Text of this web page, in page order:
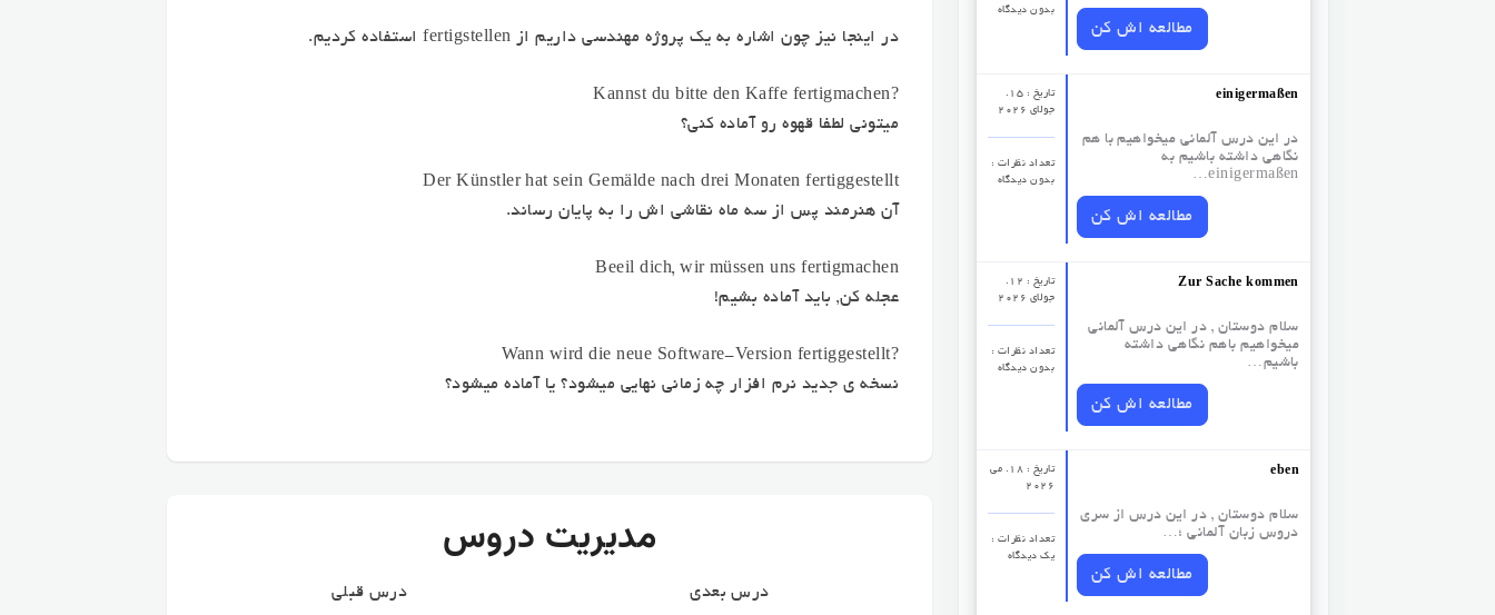
در اینجا نیز چون اشاره به یک پروژه مهندسی داریم از fertigstellen استفاده کردیم.
?Kannst du bitte den Kaffe fertigmachen
میتونی لطفا قهوه رو آماده کنی؟
Der Künstler hat sein Gemälde nach drei Monaten fertiggestellt
آن هنرمند پس از سه ماه نقاشی اش را به پایان رساند.
Beeil dich, wir müssen uns fertigmachen
عجله کن, باید آماده بشیم!
?Wann wird die neue Software-Version fertiggestellt
نسخه ی جدید نرم افزار چه زمانی نهایی میشود؟ یا آماده میشود؟
مدیریت دروس
درس قبلی درس بعدی
بدون دیدگاه
مطالعه اش کن
تاریخ : 15.
جولای 2026
تعداد نظرات‌ :
بدون دیدگاه
einigermaßen
در این درس آلمانی میخواهیم با هم
نگاهی داشته باشیم به
einigermaßen…
مطالعه اش کن
تاریخ : 12.
جولای 2026
تعداد نظرات‌ :
بدون دیدگاه
Zur Sache kommen
سلام دوستان , در این درس آلمانی
میخواهیم باهم نگاهی داشته
باشیم…
مطالعه اش کن
تاریخ : 18. می
2026
تعداد نظرات‌ :
یک دیدگاه
eben
سلام دوستان , در این درس از سری
دروس زبان آلمانی ؛…
مطالعه اش کن